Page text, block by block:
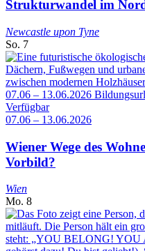
Strukturwandel im
Newcastle upon Tyne
So. 7
07.06 – 13.06.2026
Verfügbar
07.06 – 13.06.2026
Wiener Wege des
Vorbild?
Wien
Mo. 8